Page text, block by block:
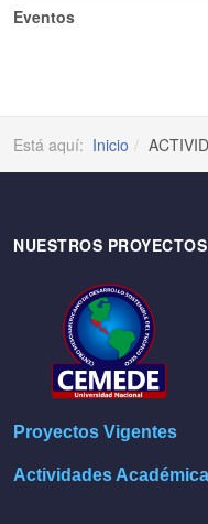
Eventos
Está aquí: Inicio
NUESTROS PROYECTOS
Proyectos Vigentes
Actividades